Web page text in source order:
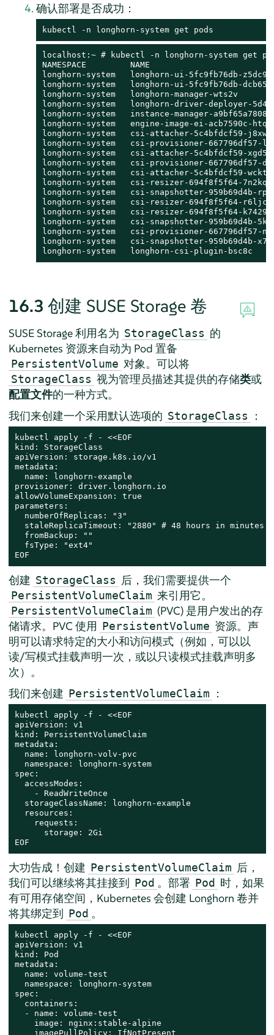
确认部署是否成功：
kubectl -n longhorn-system get pods
localhost:~ # kubectl -n longhorn-system get
NAMESPACE         NAME
longhorn-system   longhorn-ui-
longhorn-system   longhorn-ui-
longhorn-system   longhorn-manager-
longhorn-system   longhorn-driver-
longhorn-system   instance-manager-
longhorn-system   engine-image-ei-
longhorn-system   csi-attacher-
longhorn-system   csi-provisioner-
longhorn-system   csi-attacher-
longhorn-system   csi-provisioner-
longhorn-system   csi-attacher-
longhorn-system   csi-resizer-
longhorn-system   csi-snapshotter-
longhorn-system   csi-resizer-
longhorn-system   csi-resizer-
longhorn-system   csi-snapshotter-
longhorn-system   csi-provisioner-
longhorn-system   csi-snapshotter-
longhorn-system   longhorn-csi-plugin-
16.3 创建 SUSE Storage 卷
SUSE Storage 利用名为 StorageClass 的
Kubernetes 资源来自动为 Pod 置备
PersistentVolume 对象。可以将
StorageClass 视为管理员描述其提供的存储类或
配置文件的一种方式。
我们来创建一个采用默认选项的 StorageClass ：
kubectl apply -f - <<EOF
kind: StorageClass
apiVersion: storage.k8s.io/v1
metadata:
  name: longhorn-example
provisioner: driver.longhorn.io
allowVolumeExpansion: true
parameters:
  numberOfReplicas: "3"
  staleReplicaTimeout: "2880" # 48 hours in minutes
  fromBackup: ""
  fsType: "ext4"
EOF
创建 StorageClass 后，我们需要提供一个
PersistentVolumeClaim 来引用它。
PersistentVolumeClaim (PVC) 是用户发出的存
储请求。PVC 使用 PersistentVolume 资源。声
明可以请求特定的大小和访问模式（例如，可以以
读/写模式挂载声明一次，或以只读模式挂载声明多
次）。
我们来创建 PersistentVolumeClaim ：
kubectl apply -f - <<EOF
apiVersion: v1
kind: PersistentVolumeClaim
metadata:
  name: longhorn-volv-pvc
  namespace: longhorn-system
spec:
  accessModes:
    - ReadWriteOnce
  storageClassName: longhorn-example
  resources:
    requests:
      storage: 2Gi
EOF
大功告成！创建 PersistentVolumeClaim 后，
我们可以继续将其挂接到 Pod 。部署 Pod 时，如果
有可用存储空间，Kubernetes 会创建 Longhorn 卷并
将其绑定到 Pod 。
kubectl apply -f - <<EOF
apiVersion: v1
kind: Pod
metadata:
  name: volume-test
  namespace: longhorn-system
spec:
  containers:
  - name: volume-test
    image: nginx:stable-alpine
    imagePullPolicy: IfNotPresent